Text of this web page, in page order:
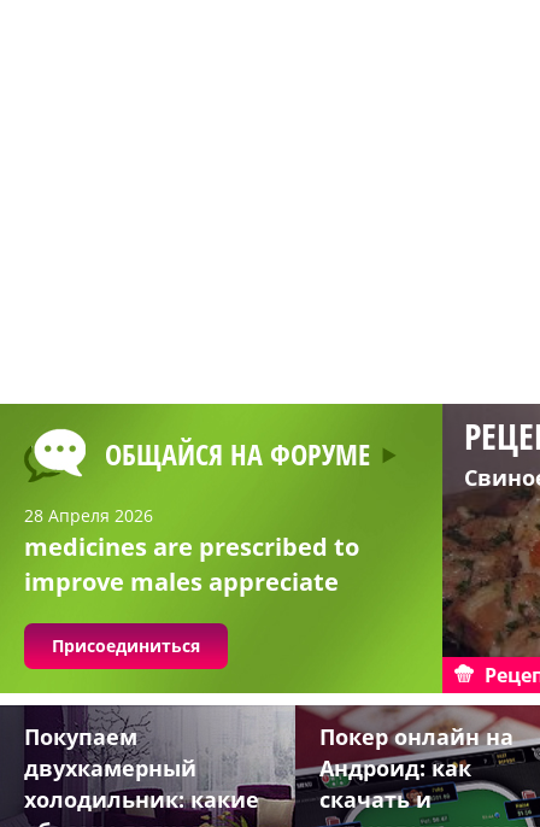
ОБЩАЙСЯ НА ФОРУМЕ
28 Апреля 2026
medicines are prescribed to
improve males appreciate
Присоединиться
Покупаем
двухкамерный
холодильник: какие
Покер онлайн на
Андроид: как
скачать и